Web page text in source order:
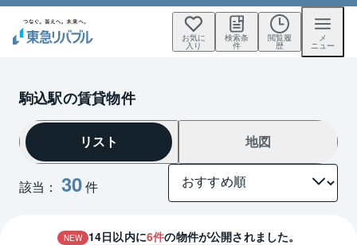
お気に
入り
検索条
件
閲覧履
歴
メ
ニュー
駒込駅の賃貸物件
該当： 30件
リスト 地図
NEW 14日以内に6件の物件が公開されました。